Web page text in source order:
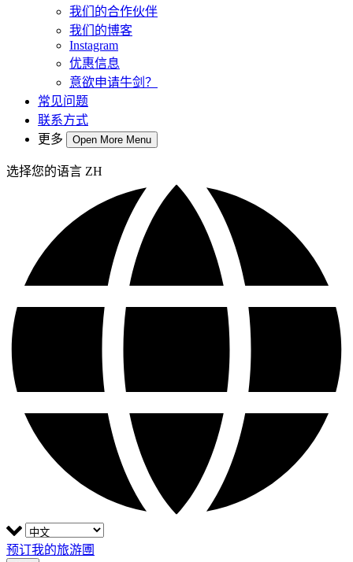
我们的合作伙伴
我们的博客
Instagram
优惠信息
意欲申请牛剑？
常见问题
联系方式
更多
Open More Menu
选择您的语言 ZH
预订我的旅游圑